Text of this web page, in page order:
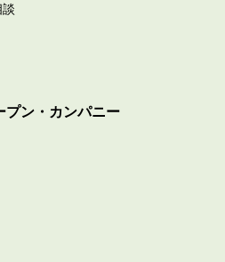
プン・カンパニー